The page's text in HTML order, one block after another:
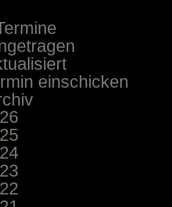
einschicken